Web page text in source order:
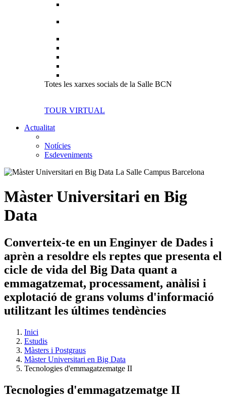
Totes les xarxes socials de la Salle BCN
TOUR VIRTUAL
Actualitat
Notícies
Esdeveniments
Màster Universitari en Big
Data
Converteix-te en un Enginyer de Dades i
aprèn a resoldre els reptes que presenta el
cicle de vida del Big Data quant a
emmagatzemat, processament, anàlisi i
explotació de grans volums d'informació
utilitzant les últimes tendències
Inici
Estudis
Màsters i Postgraus
Màster Universitari en Big Data
Tecnologies d'emmagatzematge II
Tecnologies d'emmagatzematge II